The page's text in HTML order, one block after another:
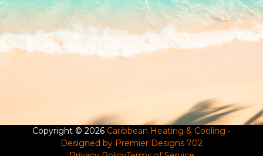
Copyright © 2026 Caribbean Heating & Cooling -
Designed by Premier Designs 702